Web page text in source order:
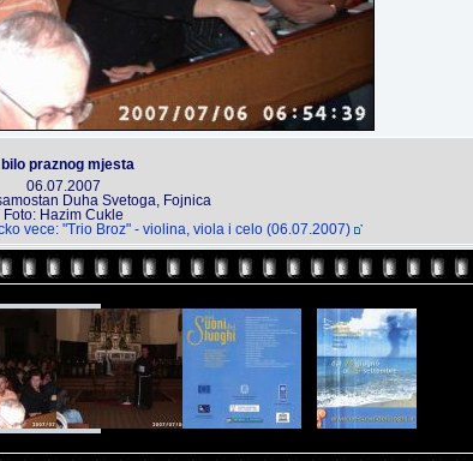
bilo praznog mjesta
06.07.2007
Duha Svetoga, Fojnica
Foto: Hazim Cukle
vece: "Trio Broz" - violina, viola i celo (06.07.2007)